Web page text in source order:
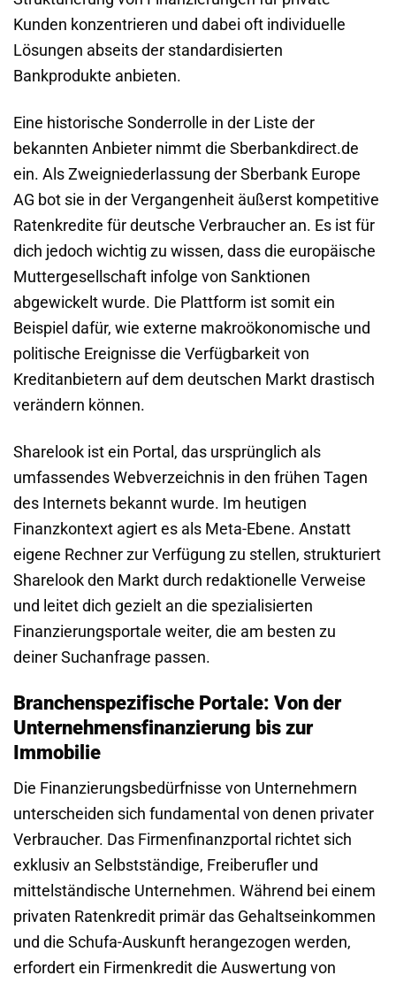
Kunden konzentrieren und dabei oft individuelle
Lösungen abseits der standardisierten
Bankprodukte anbieten.
Eine historische Sonderrolle in der Liste der
bekannten Anbieter nimmt die Sberbankdirect.de
ein. Als Zweigniederlassung der Sberbank Europe
AG bot sie in der Vergangenheit äußerst kompetitive
Ratenkredite für deutsche Verbraucher an. Es ist für
dich jedoch wichtig zu wissen, dass die europäische
Muttergesellschaft infolge von Sanktionen
abgewickelt wurde. Die Plattform ist somit ein
Beispiel dafür, wie externe makroökonomische und
politische Ereignisse die Verfügbarkeit von
Kreditanbietern auf dem deutschen Markt drastisch
verändern können.
Sharelook ist ein Portal, das ursprünglich als
umfassendes Webverzeichnis in den frühen Tagen
des Internets bekannt wurde. Im heutigen
Finanzkontext agiert es als Meta-Ebene. Anstatt
eigene Rechner zur Verfügung zu stellen, strukturiert
Sharelook den Markt durch redaktionelle Verweise
und leitet dich gezielt an die spezialisierten
Finanzierungsportale weiter, die am besten zu
deiner Suchanfrage passen.
Branchenspezifische Portale: Von der
Unternehmensfinanzierung bis zur
Immobilie
Die Finanzierungsbedürfnisse von Unternehmern
unterscheiden sich fundamental von denen privater
Verbraucher. Das Firmenfinanzportal richtet sich
exklusiv an Selbstständige, Freiberufler und
mittelständische Unternehmen. Während bei einem
privaten Ratenkredit primär das Gehaltseinkommen
und die Schufa-Auskunft herangezogen werden,
erfordert ein Firmenkredit die Auswertung von